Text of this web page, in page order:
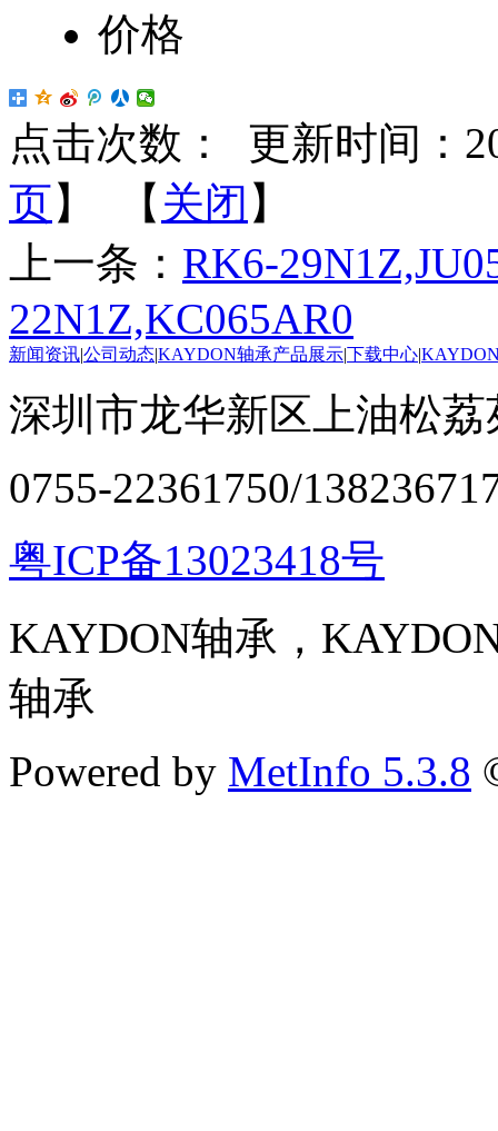
价格
点击次数：
更新时间：
页】 【 关闭 】
上一条： RK6-
22N1Z,KC065AR0
新闻资讯|公司动态|KAYDON轴承产品展示|下载中心|
深圳市龙华新区上油松
0755-22361750/
粤ICP备13023418号
KAYDON轴承，
轴承
Powered by MetInfo 5.3.8